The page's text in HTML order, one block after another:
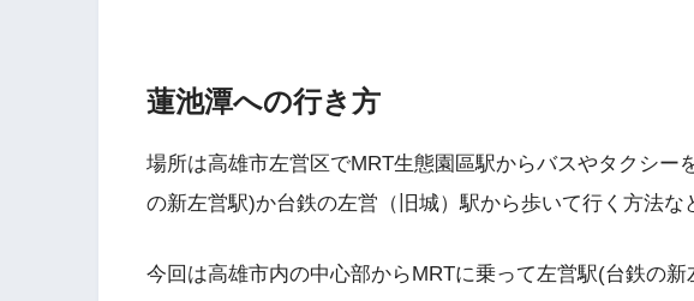
蓮池潭への行き方
場所は高雄市左営区でMRT生態園區駅からバスやタクシー
の新左営駅)か台鉄の左営（旧城）駅から歩いて行く方法な
今回は高雄市内の中心部からMRTに乗って左営駅(台鉄の新